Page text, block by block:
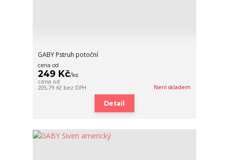
GABY Pstruh potoční
cena od
249 Kč/ks
cena od
205,79 Kč bez DPH Není skladem
Detail